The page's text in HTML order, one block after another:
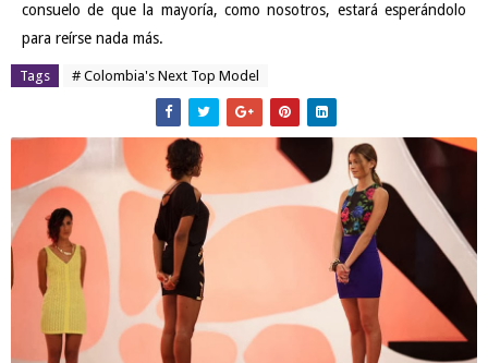
consuelo de que la mayoría, como nosotros, estará esperándolo
para reírse nada más.
Tags # Colombia's Next Top Model